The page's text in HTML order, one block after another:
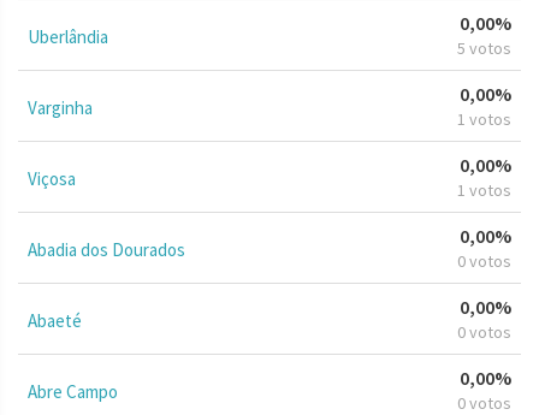
Uberlândia
0,00%
5 votos
Varginha
0,00%
1 votos
Viçosa
0,00%
1 votos
Abadia dos Dourados
0,00%
0 votos
Abaeté
0,00%
0 votos
Abre Campo
0,00%
0 votos